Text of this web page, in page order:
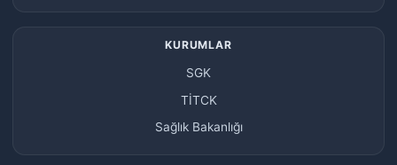
KURUMLAR
SGK
TİTCK
Sağlık Bakanlığı